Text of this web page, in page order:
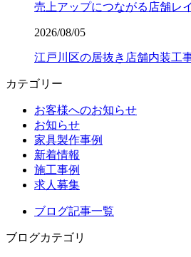
売上アップにつながる店舗レ
2026/08/05
江戸川区の居抜き店舗内装工
カテゴリー
お客様へのお知らせ
お知らせ
家具製作事例
新着情報
施工事例
求人募集
ブログ記事一覧
ブログカテゴリ